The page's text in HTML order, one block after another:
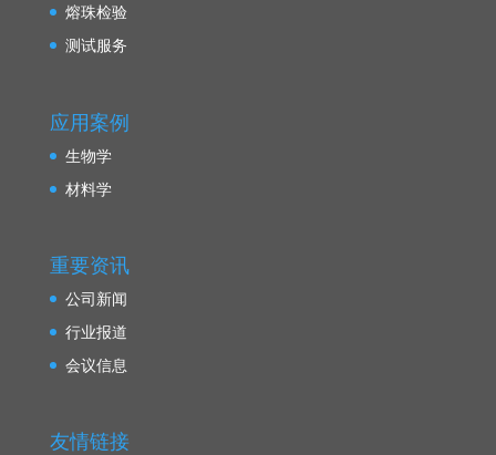
熔珠检验
测试服务
应用案例
生物学
材料学
重要资讯
公司新闻
行业报道
会议信息
友情链接